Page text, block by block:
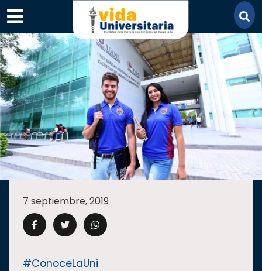
×
SECCIONES
ACADEMIA
CAMPUS UANL
7 septiembre, 2019
#ConoceLaUni